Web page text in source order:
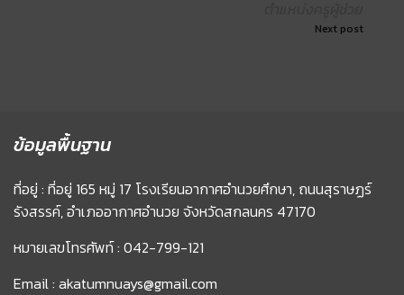
Next post
ข้อมูลพื้นฐาน
ที่อยู่ : ที่อยู่ 165 หมู่ 17 โรงเรียนอากาศอำนวยศึกษา, ถนนสุราษฏร์
รังสรรค์, อำเภออากาศอำนวย จังหวัดสกลนคร 47170
หมายเลขโทรศัพท์ : 042-799-121
Email : akatumnuays@gmail.com